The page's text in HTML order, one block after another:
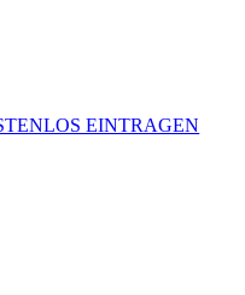
EINTRAGEN